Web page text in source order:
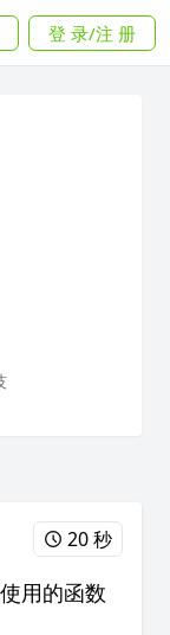
登 录/注 册
20 秒
用的函数